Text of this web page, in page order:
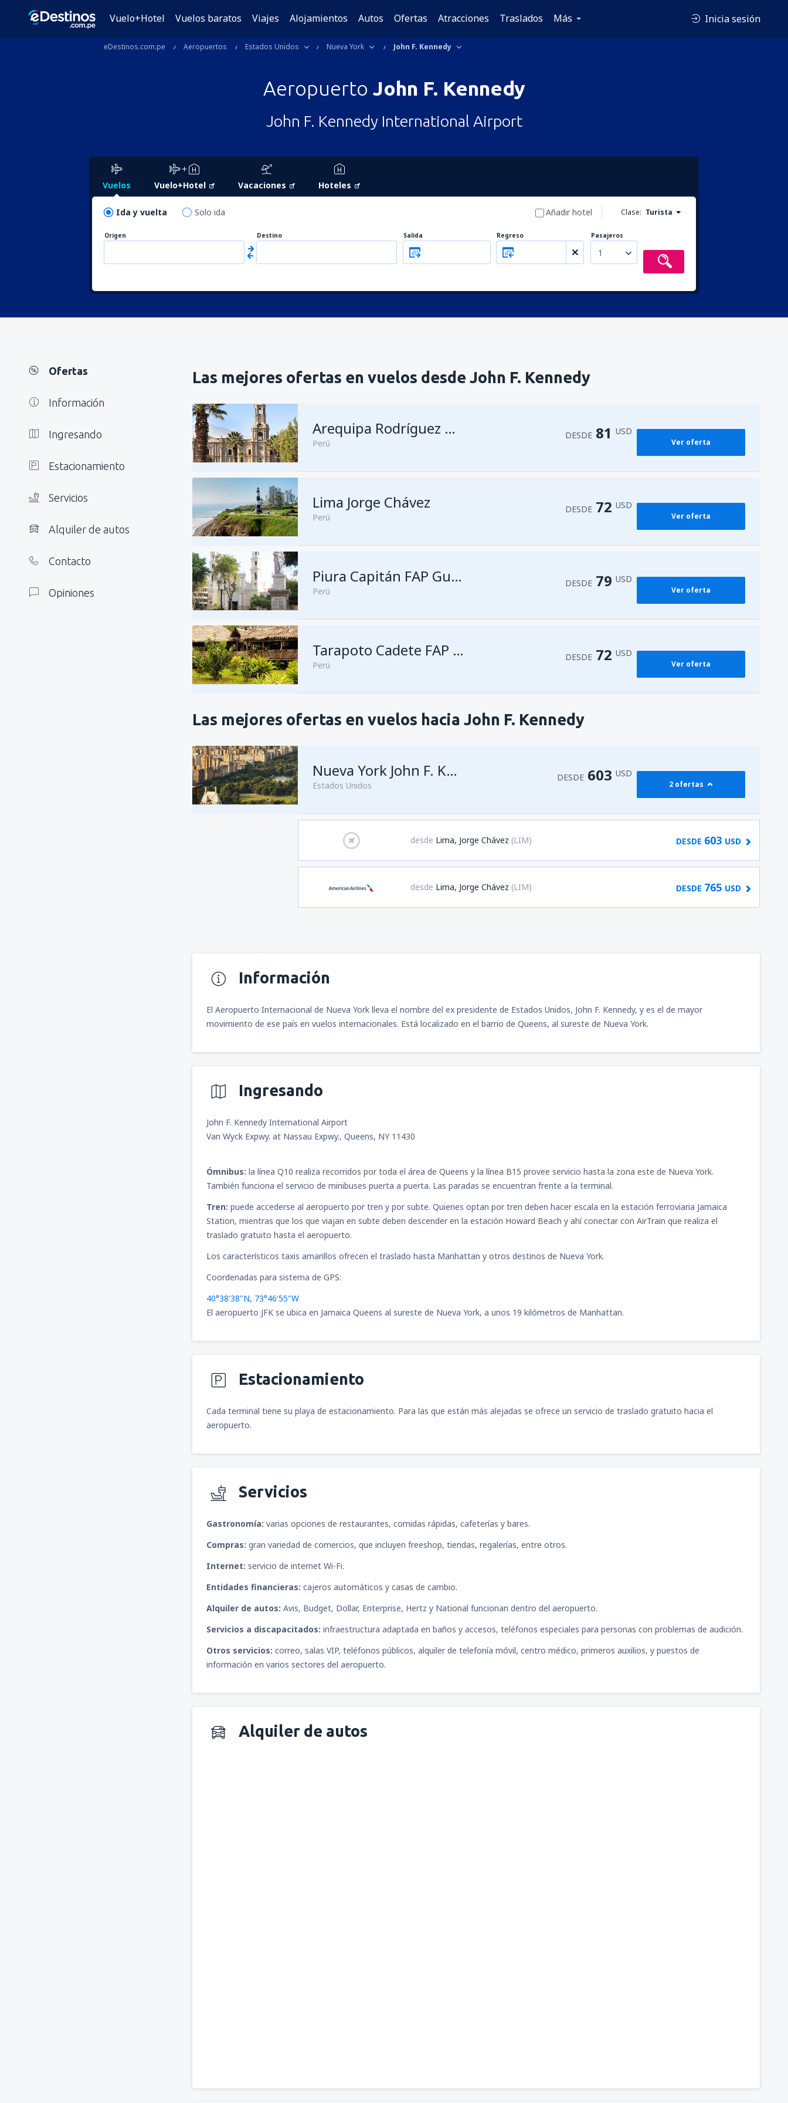
Vuelo+Hotel Vuelos baratos Viajes Alojamientos Autos Ofertas Atracciones Traslados Más Inicia sesión
eDestinos.com.pe Aeropuertos Estados Unidos Nueva York John F. Kennedy
Aeropuerto John F. Kennedy
John F. Kennedy International Airport
Vuelos Vuelo+Hotel Vacaciones Hoteles
Ida y vuelta Solo ida Clase: Turista
Añadir hotel
Origen Destino Salida Regreso Pasajeros
1
Ofertas
Información
Ingresando
Estacionamiento
Servicios
Alquiler de autos
Contacto
Opiniones
Las mejores ofertas en vuelos desde John F. Kennedy
Arequipa Rodríguez Ballón
Perú
DESDE 81 USD
Ver oferta
Lima Jorge Chávez
Perú
DESDE 72 USD
Ver oferta
Piura Capitán FAP Guillermo Concha Iberico
Perú
DESDE 79 USD
Ver oferta
Tarapoto Cadete FAP Guillermo del Castillo Paredes
Perú
DESDE 72 USD
Ver oferta
Las mejores ofertas en vuelos hacia John F. Kennedy
Nueva York John F. Kennedy
Estados Unidos
DESDE 603 USD
2 ofertas
desde Lima, Jorge Chávez (LIM) DESDE 603 USD
desde Lima, Jorge Chávez (LIM) DESDE 765 USD
Información
El Aeropuerto Internacional de Nueva York lleva el nombre del ex presidente de Estados Unidos, John F. Kennedy, y es el de mayor
movimiento de ese país en vuelos internacionales. Está localizado en el barrio de Queens, al sureste de Nueva York.
Ingresando
John F. Kennedy International Airport
Van Wyck Expwy. at Nassau Expwy., Queens, NY 11430
Ómnibus: la línea Q10 realiza recorridos por toda el área de Queens y la línea B15 provee servicio hasta la zona este de Nueva York.
También funciona el servicio de minibuses puerta a puerta. Las paradas se encuentran frente a la terminal.
Tren: puede accederse al aeropuerto por tren y por subte. Quienes optan por tren deben hacer escala en la estación ferroviaria Jamaica
Station, mientras que los que viajan en subte deben descender en la estación Howard Beach y ahí conectar con AirTrain que realiza el
traslado gratuito hasta el aeropuerto.
Los característicos taxis amarillos ofrecen el traslado hasta Manhattan y otros destinos de Nueva York.
Coordenadas para sistema de GPS:
40°38'38"N, 73°46'55"W
El aeropuerto JFK se ubica en Jamaica Queens al sureste de Nueva York, a unos 19 kilómetros de Manhattan.
Estacionamiento
Cada terminal tiene su playa de estacionamiento. Para las que están más alejadas se ofrece un servicio de traslado gratuito hacia el
aeropuerto.
Servicios
Gastronomía: varias opciones de restaurantes, comidas rápidas, cafeterías y bares.
Compras: gran variedad de comercios, que incluyen freeshop, tiendas, regalerías, entre otros.
Internet: servicio de internet Wi-Fi.
Entidades financieras: cajeros automáticos y casas de cambio.
Alquiler de autos: Avis, Budget, Dollar, Enterprise, Hertz y National funcionan dentro del aeropuerto.
Servicios a discapacitados: infraestructura adaptada en baños y accesos, teléfonos especiales para personas con problemas de audición.
Otros servicios: correo, salas VIP, teléfonos públicos, alquiler de telefonía móvil, centro médico, primeros auxilios, y puestos de
información en varios sectores del aeropuerto.
Alquiler de autos